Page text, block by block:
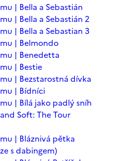
| Bella a Sebastián
| Bella a Sebastián 2
| Bella a Sebastian 3
| Belmondo
| Benedetta
| Bestie
| Bezstarostná dívka
| Bídníci
| Bílá jako padlý sníh
Soft: The Tour
| Bláznivá pětka
s dabingem)